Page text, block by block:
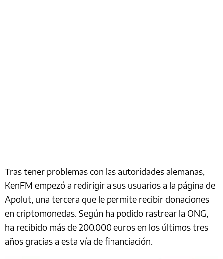
Tras tener problemas con las autoridades alemanas,
KenFM empezó a redirigir a sus usuarios a la página de
Apolut, una tercera que le permite recibir donaciones
en criptomonedas. Según ha podido rastrear la ONG,
ha recibido más de 200.000 euros en los últimos tres
años gracias a esta vía de financiación.